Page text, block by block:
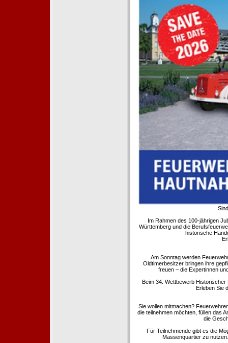
Im Rahmen des 100-jährigen
Württemberg und die
historische
Am Sonntag werden
Oldtimerbesitzer bringen ihre
freuen – die Expertinnen
Beim 34. Wettbewerb
Erleben Sie
Sie wollen mitmachen?
die teilnehmen möchten, füllen das
die
Für Teilnehmende gibt es die
Massenquartier zu